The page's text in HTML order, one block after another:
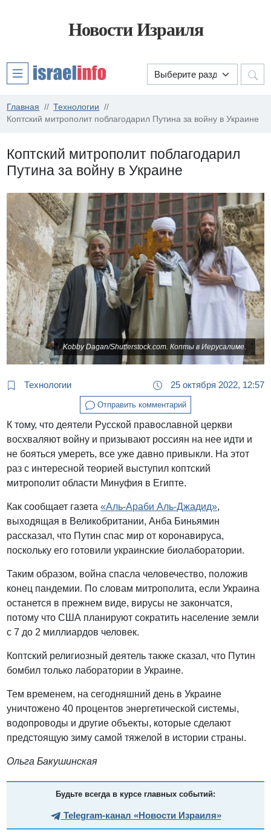
Новости Израиля
Главная
Технологии
Коптский митрополит поблагодарил Путина за войну в Украине
Коптский митрополит поблагодарил
Путина за войну в Украине
Kobby Dagan/Shutterstock.com. Копты в Иерусалиме.
Технологии 25 октября 2022, 12:57
Отправить комментарий
К тому, что деятели Русской православной церкви
восхваляют войну и призывают россиян на нее идти и
не бояться умереть, все уже давно привыкли. На этот
раз с интересной теорией выступил коптский
митрополит области Минуфия в Египте.
Как сообщает газета«Аль-Араби Аль-Джадид»,
выходящая в Великобритании, Анба Биньямин
рассказал, что Путин спас мир от коронавируса,
поскольку его готовили украинские биолаборатории.
Таким образом, война спасла человечество, положив
конец пандемии. По словам митрополита, если Украина
останется в прежнем виде, вирусы не закончатся,
потому что США планируют сократить население земли
с 7 до 2 миллиардов человек.
Коптский религиозный деятель также сказал, что Путин
бомбил только лаборатории в Украине.
Тем временем, на сегодняшний день в Украине
уничтожено 40 процентов энергетической системы,
водопроводы и другие объекты, которые сделают
предстоящую зиму самой тяжелой в истории страны.
Ольга Бакушинская
Будьте всегда в курсе главных событий:
Telegram-канал «Новости Израиля»